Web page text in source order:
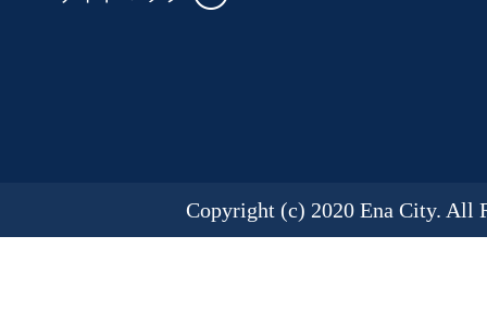
Copyright (c) 2020 Ena City. All